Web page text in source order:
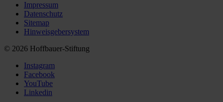
Impressum
Datenschutz
Sitemap
Hinweisgebersystem
© 2026 Hoffbauer-Stiftung
Instagram
Facebook
YouTube
Linkedin